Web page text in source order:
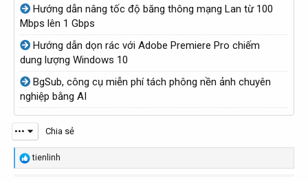
b
ở
i
o
ở
Hướng dẫn nâng tốc độ băng thông mạng Lan từ 100
Mbps lên 1 Gbps
Hướng dẫn dọn rác với Adobe Premiere Pro chiếm
dung lượng Windows 10
BgSub, công cụ miễn phí tách phông nền ảnh chuyên
nghiệp bằng AI
••• Chia sẻ
R
e
tienlinh